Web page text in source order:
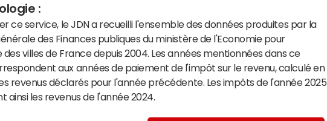
:
ce service, le JDN a recueilli l'ensemble des données produites par la
des Finances publiques du ministère de l'Economie pour
des villes de France depuis 2004. Les années mentionnées dans ce
aux années de paiement de l'impôt sur le revenu, calculé en
revenus déclarés pour l'année précédente. Les impôts de l'année 2025
ainsi les revenus de l'année 2024.